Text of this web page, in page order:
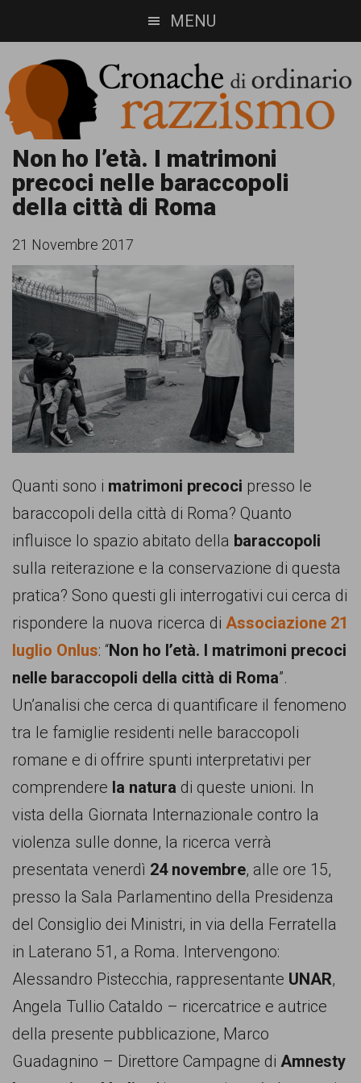
to
main
content
to
footer
MENU
Cronache
di
ordinario
razzismo
Cronachediordinariorazzismo.org
un
sito
informazione,
approfondimento
comunicazione
specificamente
dedicato
al
fenomeno
del
razzismo
curato
da
Lunaria
collaborazione
con
persone,
associazioni
movimenti
che
battono
per
pari
opportunità
Non ho l’età. I matrimoni
precoci nelle baraccopoli
della città di Roma
21 Novembre 2017
Quanti sono i matrimoni precoci presso le
baraccopoli della città di Roma? Quanto
influisce lo spazio abitato della baraccopoli
sulla reiterazione e la conservazione di questa
pratica? Sono questi gli interrogativi cui cerca di
rispondere la nuova ricerca di Associazione 21
luglio Onlus: “Non ho l’età. I matrimoni precoci
nelle baraccopoli della città di Roma”.
Un’analisi che cerca di quantificare il fenomeno
tra le famiglie residenti nelle baraccopoli
romane e di offrire spunti interpretativi per
comprendere la natura di queste unioni. In
vista della Giornata Internazionale contro la
violenza sulle donne, la ricerca verrà
presentata venerdì 24 novembre, alle ore 15,
presso la Sala Parlamentino della Presidenza
del Consiglio dei Ministri, in via della Ferratella
in Laterano 51, a Roma. Intervengono:
Alessandro Pistecchia, rappresentante UNAR,
Angela Tullio Cataldo – ricercatrice e autrice
della presente pubblicazione, Marco
Guadagnino – Direttore Campagne di Amnesty